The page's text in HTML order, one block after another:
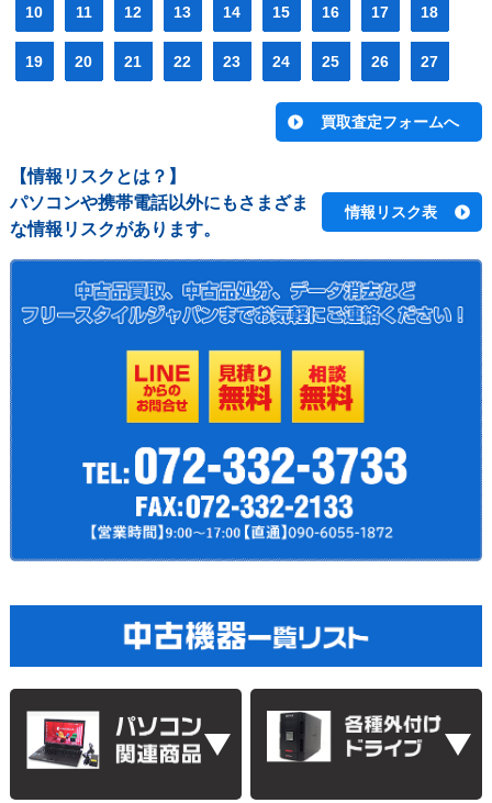
10 11 12 13 14 15 16 17 18
19 20 21 22 23 24 25 26 27
【情報リスクとは？】
パソコンや携帯電話以外にもさまざま
な情報リスクがあります。
情報リスク表